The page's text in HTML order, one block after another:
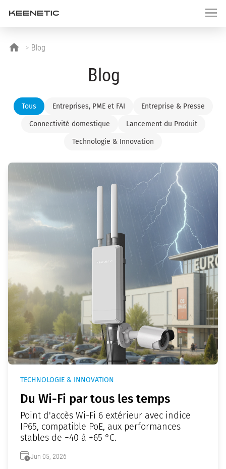
Blog
Blog
Tous Entreprises, PME et FAI Entreprise & Presse
Connectivité domestique Lancement du Produit
Technologie & Innovation
TECHNOLOGIE & INNOVATION
Du Wi-Fi par tous les temps
Point d'accès Wi-Fi 6 extérieur avec indice
IP65, compatible PoE, aux performances
stables de −40 à +65 °C.
Jun 05, 2026